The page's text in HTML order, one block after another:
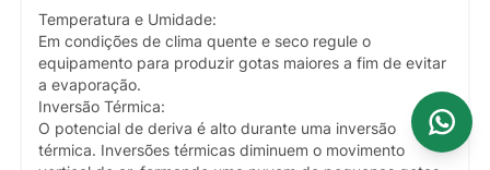
Temperatura e Umidade:
Em condições de clima quente e seco regule o
equipamento para produzir gotas maiores a fim de evitar
a evaporação.
Inversão Térmica:
O potencial de deriva é alto durante uma inversão
térmica. Inversões térmicas diminuem o movimento